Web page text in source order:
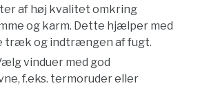
af høj kvalitet omkring
og karm. Dette hjælper med
træk og indtrængen af fugt.
vinduer med god
f.eks. termoruder eller